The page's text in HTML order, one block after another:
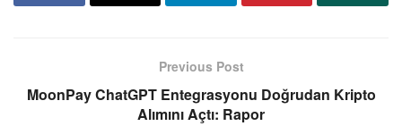
Previous Post
MoonPay ChatGPT Entegrasyonu Doğrudan Kripto
Alımını Açtı: Rapor